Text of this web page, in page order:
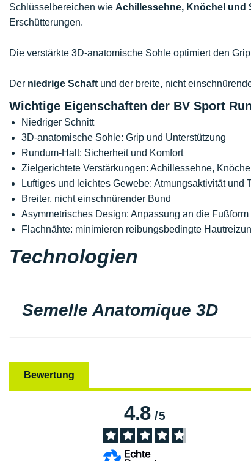
Schlüsselbereichen wie Achillessehne, Knöchel und
Erschütterungen.
Die verstärkte 3D-anatomische Sohle optimiert den
Der niedrige Schaft und der breite, nicht
Wichtige Eigenschaften der BV Sport
Niedriger Schnitt
3D-anatomische Sohle: Grip und Unterstützung
Rundum-Halt: Sicherheit und Komfort
Zielgerichtete Verstärkungen: Achillessehne,
Luftiges und leichtes Gewebe: Atmungsaktivität und
Breiter, nicht einschnürender Bund
Asymmetrisches Design: Anpassung an die Fußform
Flachnähte: minimieren reibungsbedingte
Technologien
Semelle Anatomique 3D
Bewertung
4.8/5